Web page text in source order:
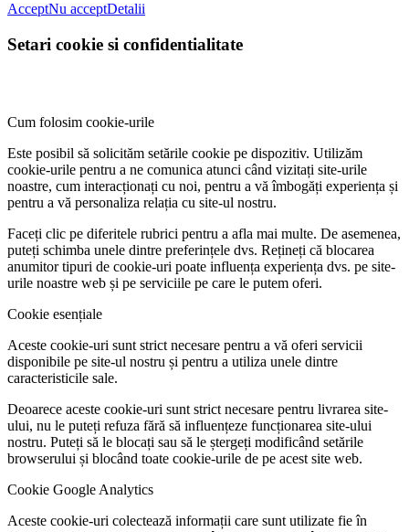
AcceptNu acceptDetalii
Setari cookie si confidentialitate
Cum folosim cookie-urile
Este posibil să solicităm setările cookie pe dispozitiv. Utilizăm
cookie-urile pentru a ne comunica atunci când vizitați site-urile
noastre, cum interacționați cu noi, pentru a vă îmbogăți experiența și
pentru a vă personaliza relația cu site-ul nostru.
Faceți clic pe diferitele rubrici pentru a afla mai multe. De asemenea,
puteți schimba unele dintre preferințele dvs. Rețineți că blocarea
anumitor tipuri de cookie-uri poate influența experiența dvs. pe site-
urile noastre web și pe serviciile pe care le putem oferi.
Cookie esențiale
Aceste cookie-uri sunt strict necesare pentru a vă oferi servicii
disponibile pe site-ul nostru și pentru a utiliza unele dintre
caracteristicile sale.
Deoarece aceste cookie-uri sunt strict necesare pentru livrarea site-
ului, nu le puteți refuza fără să influențeze funcționarea site-ului
nostru. Puteți să le blocați sau să le ștergeți modificând setările
browserului și blocând toate cookie-urile de pe acest site web.
Cookie Google Analytics
Aceste cookie-uri colectează informații care sunt utilizate fie în